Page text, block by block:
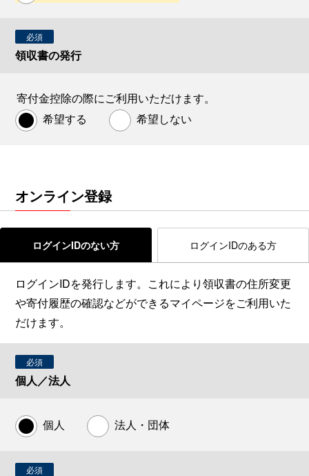
必須
領収書の発行
寄付金控除の際にご利用いただけます。
希望する
希望しない
オンライン登録
ログインIDのない方 ログインIDのある方
ログインIDを発行します。これにより領収書の住所変更
や寄付履歴の確認などができるマイページをご利用いた
だけます。
必須
個人／法人
個人 法人・団体
必須